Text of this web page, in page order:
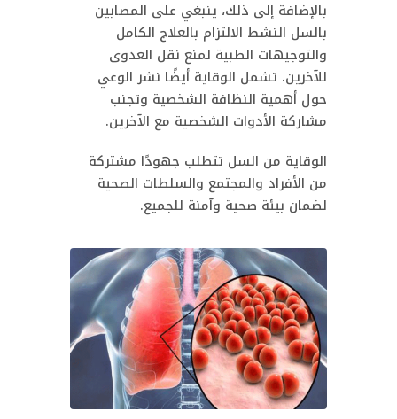
بالإضافة إلى ذلك، ينبغي على المصابين
بالسل النشط الالتزام بالعلاج الكامل
والتوجيهات الطبية لمنع نقل العدوى
للآخرين. تشمل الوقاية أيضًا نشر الوعي
حول أهمية النظافة الشخصية وتجنب
مشاركة الأدوات الشخصية مع الآخرين.
الوقاية من السل تتطلب جهودًا مشتركة
من الأفراد والمجتمع والسلطات الصحية
لضمان بيئة صحية وآمنة للجميع.